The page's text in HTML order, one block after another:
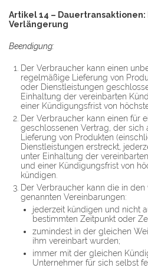
Artikel 14 – Dauertransaktionen:
Verlängerung
Beendigung:
Der Verbraucher kann einen
regelmäßige Lieferung von
oder Dienstleistungen
Einhaltung der vereinbarten
einer Kündigungsfrist von
Der Verbraucher kann einen für
geschlossenen Vertrag, der
Lieferung von Produkten
Dienstleistungen erstreckt,
unter Einhaltung der
und einer Kündigungsfrist von
kündigen.
Der Verbraucher kann die in
genannten Vereinbarungen:
jederzeit kündigen und nicht
bestimmten Zeitpunkt oder
zumindest in der gleichen
ihm vereinbart wurden;
immer mit der gleichen
Unternehmer für sich selbst